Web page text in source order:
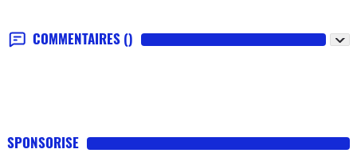
COMMENTAIRES ()
SPONSORISE